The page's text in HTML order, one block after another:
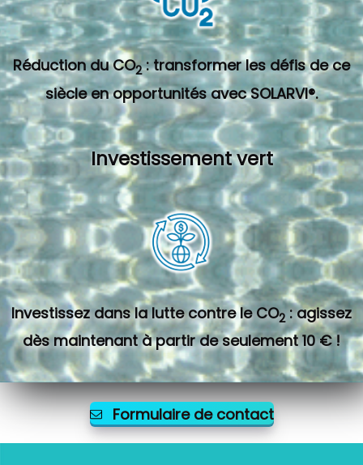
Réduction du CO2 : transformer les défis de ce
siècle en opportunités avec SOLARVI®.
Investissement vert
Investissez dans la lutte contre le CO2 : agissez
dès maintenant à partir de seulement 10 € !
Formulaire de contact